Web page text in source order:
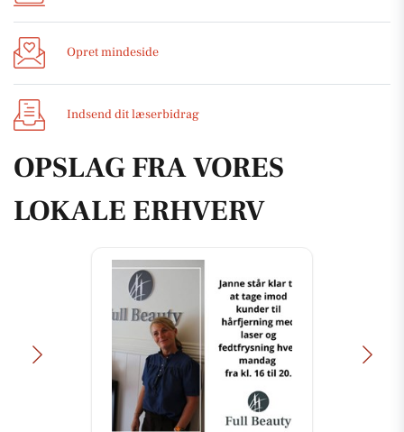
Opret mindeside
Indsend dit læserbidrag
OPSLAG FRA VORES
LOKALE ERHVERV